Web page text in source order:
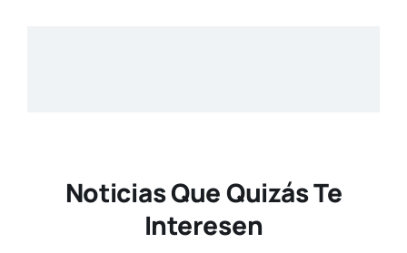
Noticias Que Quizás Te
Interesen